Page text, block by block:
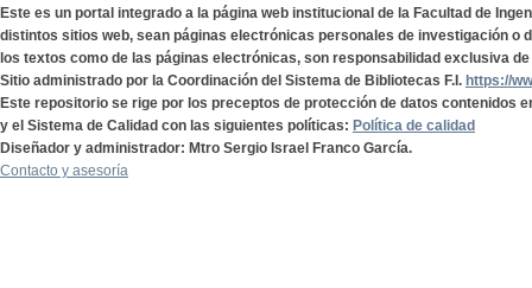
Este es un portal integrado a la página web institucional de la Facultad de
distintos sitios web, sean páginas electrónicas personales de investigación o
los textos como de las páginas electrónicas, son responsabilidad exclusiva
Sitio administrado por la Coordinación del Sistema de Bibliotecas F.I. https://
Este repositorio se rige por los preceptos de protección de datos contenidos
y el Sistema de Calidad con las siguientes políticas: Política de calidad
Diseñador y administrador: Mtro Sergio Israel Franco García.
Contacto y asesoría